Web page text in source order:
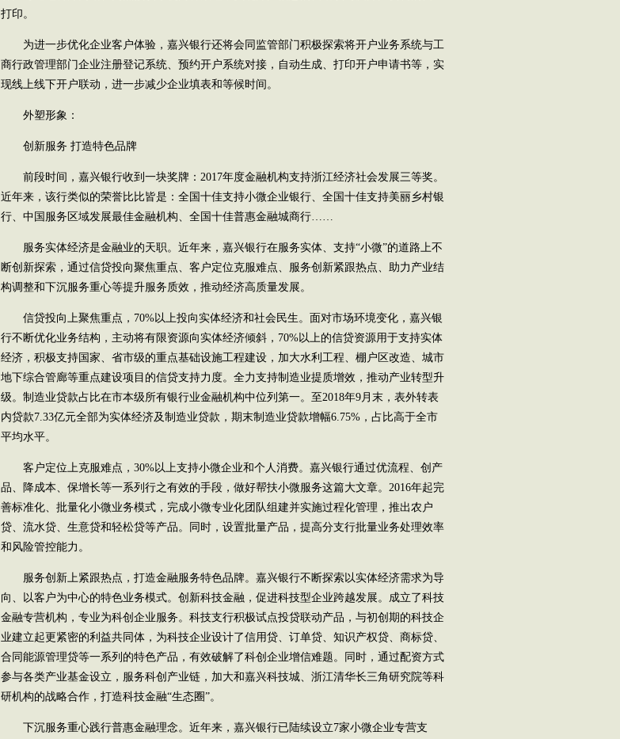
打印。
为进一步优化企业客户体验，嘉兴银行还将会同监管部门积极探索将开户业务系统与工
商行政管理部门企业注册登记系统、预约开户系统对接，自动生成、打印开户申请书等，实
现线上线下开户联动，进一步减少企业填表和等候时间。
外塑形象：
创新服务 打造特色品牌
前段时间，嘉兴银行收到一块奖牌：2017年度金融机构支持浙江经济社会发展三等奖。
近年来，该行类似的荣誉比比皆是：全国十佳支持小微企业银行、全国十佳支持美丽乡村银
行、中国服务区域发展最佳金融机构、全国十佳普惠金融城商行……
服务实体经济是金融业的天职。近年来，嘉兴银行在服务实体、支持“小微”的道路上不
断创新探索，通过信贷投向聚焦重点、客户定位克服难点、服务创新紧跟热点、助力产业结
构调整和下沉服务重心等提升服务质效，推动经济高质量发展。
信贷投向上聚焦重点，70%以上投向实体经济和社会民生。面对市场环境变化，嘉兴银
行不断优化业务结构，主动将有限资源向实体经济倾斜，70%以上的信贷资源用于支持实体
经济，积极支持国家、省市级的重点基础设施工程建设，加大水利工程、棚户区改造、城市
地下综合管廊等重点建设项目的信贷支持力度。全力支持制造业提质增效，推动产业转型升
级。制造业贷款占比在市本级所有银行业金融机构中位列第一。至2018年9月末，表外转表
内贷款7.33亿元全部为实体经济及制造业贷款，期末制造业贷款增幅6.75%，占比高于全市
平均水平。
客户定位上克服难点，30%以上支持小微企业和个人消费。嘉兴银行通过优流程、创产
品、降成本、保增长等一系列行之有效的手段，做好帮扶小微服务这篇大文章。2016年起完
善标准化、批量化小微业务模式，完成小微专业化团队组建并实施过程化管理，推出农户
贷、流水贷、生意贷和轻松贷等产品。同时，设置批量产品，提高分支行批量业务处理效率
和风险管控能力。
服务创新上紧跟热点，打造金融服务特色品牌。嘉兴银行不断探索以实体经济需求为导
向、以客户为中心的特色业务模式。创新科技金融，促进科技型企业跨越发展。成立了科技
金融专营机构，专业为科创企业服务。科技支行积极试点投贷联动产品，与初创期的科技企
业建立起更紧密的利益共同体，为科技企业设计了信用贷、订单贷、知识产权贷、商标贷、
合同能源管理贷等一系列的特色产品，有效破解了科创企业增信难题。同时，通过配资方式
参与各类产业基金设立，服务科创产业链，加大和嘉兴科技城、浙江清华长三角研究院等科
研机构的战略合作，打造科技金融“生态圈”。
下沉服务重心践行普惠金融理念。近年来，嘉兴银行已陆续设立7家小微企业专营支